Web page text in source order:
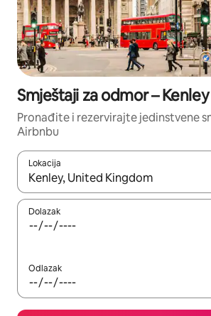
Smještaji za odmor – Kenley
Pronađite i rezervirajte jedinstvene
Airbnbu
Lokacija
Kada budu dostupni rezultati, moći
Dolazak
Odlazak